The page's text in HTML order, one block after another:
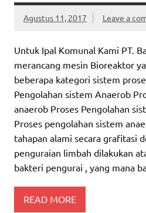
Agustus 11, 2017 Leave a
Untuk Ipal Komunal Kami PT.
merancang mesin Bioreaktor
beberapa kategori sistem
Pengolahan sistem Anaerob
anaerob Proses Pengolahan
Proses pengolahan sistem
tahapan alami secara grafitasi
penguraian limbah dilakukan
bakteri pengurai , yang mana
READ MORE